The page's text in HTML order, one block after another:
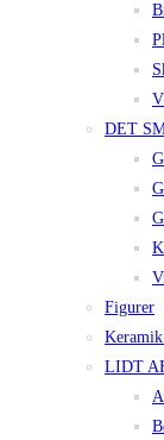
DET
Figurer
LIDT